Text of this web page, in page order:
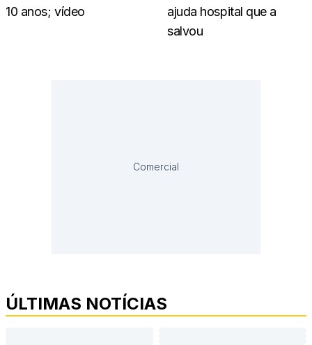
10 anos; vídeo
ajuda hospital que a
salvou
Comercial
ÚLTIMAS NOTÍCIAS